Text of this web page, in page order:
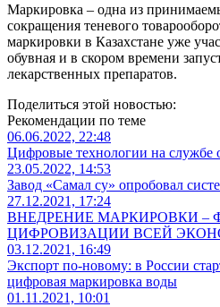
Маркировка – одна из
сокращения теневого
маркировки в Казахстане уже
обувная и в скором времени
лекарственных препаратов.
Поделиться этой новостью:
Рекомендации по теме
06.06.2022, 22:48
Цифровые технологии на службе
23.05.2022, 14:53
Завод «Самал су» опробовал
27.12.2021, 17:24
ВНЕДРЕНИЕ МАРКИРОВКИ –
ЦИФРОВИЗАЦИИ ВСЕЙ
03.12.2021, 16:49
Экспорт по-новому: в России
цифровая маркировка воды
01.11.2021, 10:01